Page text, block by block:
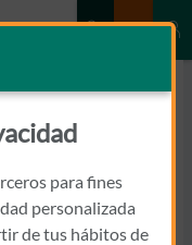
para fines
personalizada
de tus hábitos de